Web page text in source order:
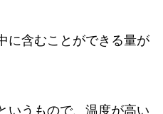
に含むことができる量が
いうもので、温度が高い